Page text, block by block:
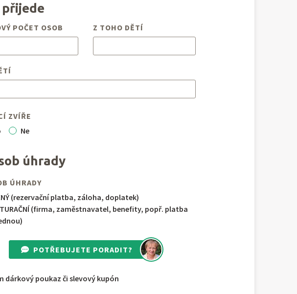
přijede
POČET OSOB Z TOHO DĚTÍ
ZVÍŘE
Ne
úhrady
ÚHRADY
(rezervační platba, záloha, doplatek)
(firma, zaměstnavatel, benefity, popř. platba
POTŘEBUJETE PORADIT?
dárkový poukaz či slevový kupón